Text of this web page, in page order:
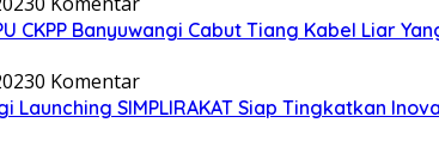
CKPP Banyuwangi Cabut Tiang Kabel Liar
0 Komentar
Launching SIMPLIRAKAT Siap Tingkatkan